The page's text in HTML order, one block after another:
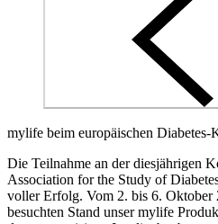
mylife beim europäischen Diabetes-
Die Teilnahme an der diesjährigen
Association for the Study of
voller Erfolg. Vom 2. bis 6. Oktober
besuchten Stand unser mylife